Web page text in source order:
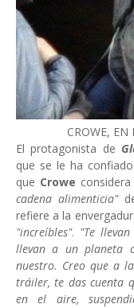
CROWE, EN
El protagonista de
que se le ha
que Crowe
cadena alimenticia"
refiere a la
"increíbles". "Te
llevan a un planeta
nuestro. Creo que a
tráiler, te das cuenta
en el aire,